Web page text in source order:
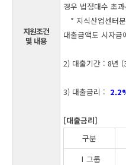
지원조건
및 내용
경우 법정대수 초
* 지식산업센터
대출금액도 시자금
2) 대출기간 : 8년
3) 대출금리 :
[대출금리]
구분
Ⅰ그룹